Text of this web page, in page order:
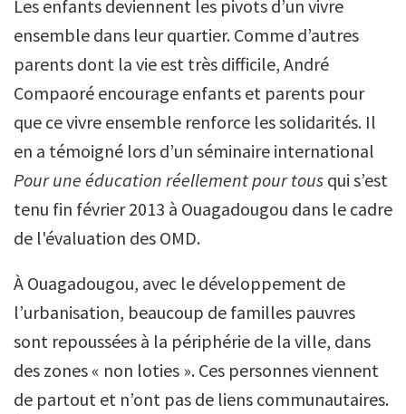
Les enfants deviennent les pivots d’un vivre
ensemble dans leur quartier. Comme d’autres
parents dont la vie est très difficile, André
Compaoré encourage enfants et parents pour
que ce vivre ensemble renforce les solidarités. Il
en a témoigné lors d’un séminaire international
Pour une éducation réellement pour tous qui s’est
tenu fin février 2013 à Ouagadougou dans le cadre
de l'évaluation des OMD.
À Ouagadougou, avec le développement de
l’urbanisation, beaucoup de familles pauvres
sont repoussées à la périphérie de la ville, dans
des zones « non loties ». Ces personnes viennent
de partout et n’ont pas de liens communautaires.